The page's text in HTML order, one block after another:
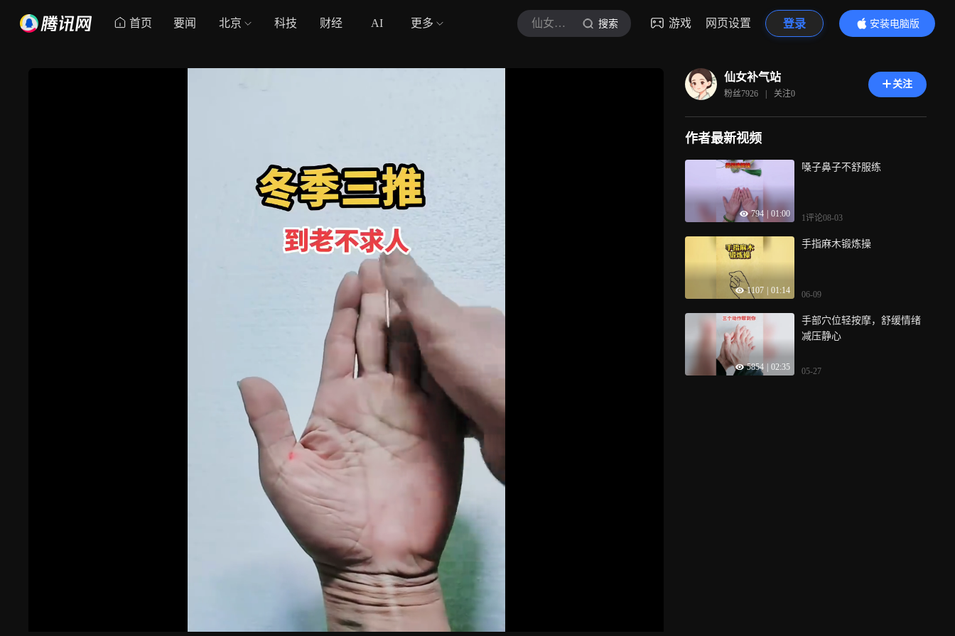
首页 要闻 北京 科技 财经 AI 更多 仙女补气站 搜索 游戏 网页设置 登录
安装电脑版
内容更精彩
仙女补气站
粉丝7926 | 关注0
关注
作者最新视频
794 01:00
嗓子鼻子不舒服练
1评论08-03
1107 01:14
手指麻木锻炼操
06-09
5854 02:35
手部穴位轻按摩，舒缓情绪
减压静心
05-27